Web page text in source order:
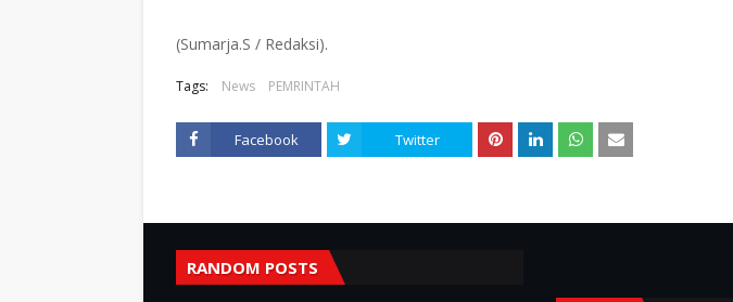
(Sumarja.S / Redaksi).
Tags: News PEMRINTAH
Facebook Twitter
RANDOM POSTS